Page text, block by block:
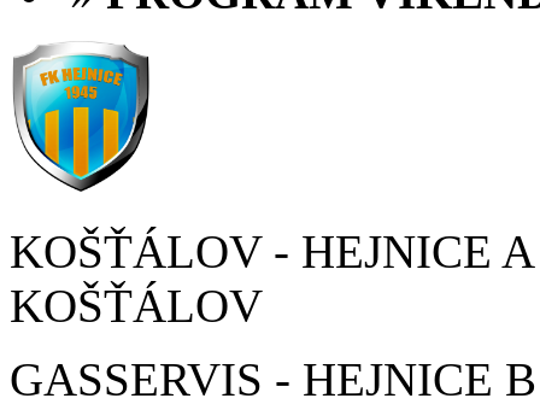
KOŠŤÁLOV - HEJNICE
KOŠŤÁLOV
GASSERVIS - HEJNICE